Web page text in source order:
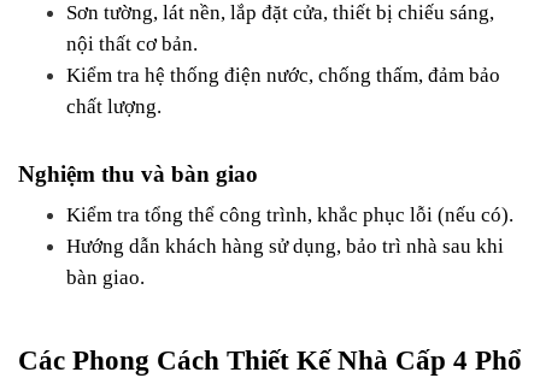
Sơn tường, lát nền, lắp đặt cửa, thiết bị chiếu sáng,
nội thất cơ bản.
Kiểm tra hệ thống điện nước, chống thấm, đảm bảo
chất lượng.
Nghiệm thu và bàn giao
Kiểm tra tổng thể công trình, khắc phục lỗi (nếu có).
Hướng dẫn khách hàng sử dụng, bảo trì nhà sau khi
bàn giao.
Các Phong Cách Thiết Kế Nhà Cấp 4 Phổ